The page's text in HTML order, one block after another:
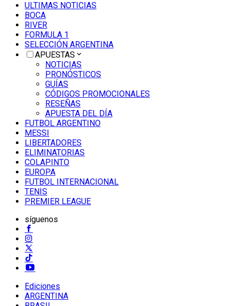
ULTIMAS NOTICIAS
BOCA
RIVER
FORMULA 1
SELECCIÓN ARGENTINA
APUESTAS
NOTICIAS
PRONÓSTICOS
GUÍAS
CÓDIGOS PROMOCIONALES
RESEÑAS
APUESTA DEL DÍA
FUTBOL ARGENTINO
MESSI
LIBERTADORES
ELIMINATORIAS
COLAPINTO
EUROPA
FUTBOL INTERNACIONAL
TENIS
PREMIER LEAGUE
síguenos
Ediciones
ARGENTINA